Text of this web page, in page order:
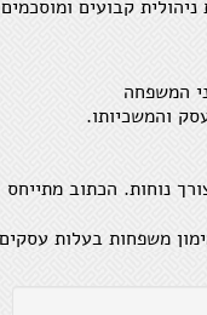
קבועים
המשפחה
והמשכיותו.
נוחות. הכתוב
משפחות בעלות עסקים